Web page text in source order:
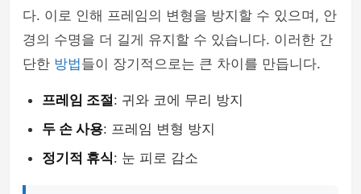
다. 이로 인해 프레임의 변형을 방지할 수 있으며, 안
경의 수명을 더 길게 유지할 수 있습니다. 이러한 간
단한 방법들이 장기적으로는 큰 차이를 만듭니다.
프레임 조절: 귀와 코에 무리 방지
두 손 사용: 프레임 변형 방지
정기적 휴식: 눈 피로 감소